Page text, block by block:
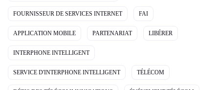
FOURNISSEUR DE SERVICES INTERNET FAI
APPLICATION MOBILE PARTENARIAT LIBÉRER
INTERPHONE INTELLIGENT
SERVICE D'INTERPHONE INTELLIGENT TÉLÉCOM